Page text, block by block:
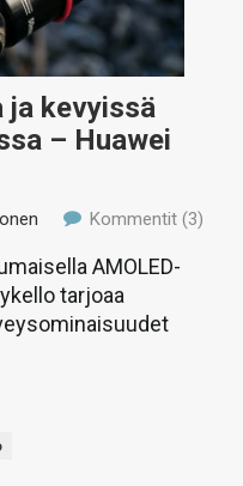
ja kevyissä
– Huawei
Kommentit (3)
AMOLED-
tarjoaa